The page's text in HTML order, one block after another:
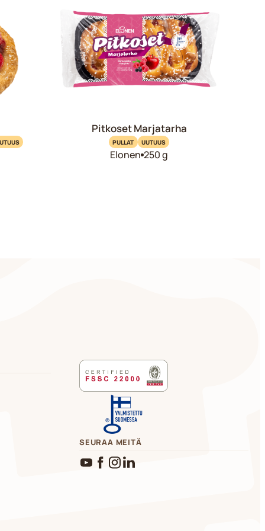
Pitkoset Marjatarha
PULLAT UUTUUS
Elonen 250 g
SEURAA MEITÄ
YouTubeFacebook
Instagram
LinkedIn